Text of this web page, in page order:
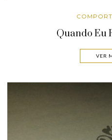
Quando Eu
VER